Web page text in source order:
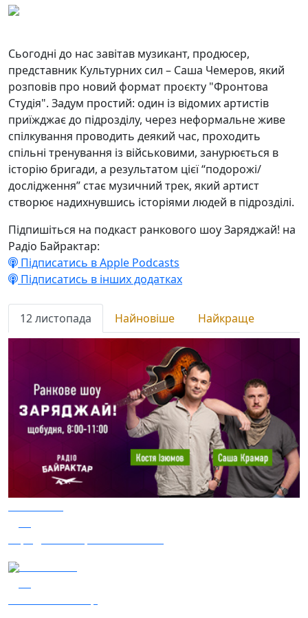
Сьогодні до нас завітав музикант, продюсер,
представник Культурних сил – Саша Чемеров, який
розповів про новий формат проєкту "Фронтова
Студія". Задум простий: один із відомих артистів
приїжджає до підрозділу, через неформальне живе
спілкування проводить деякий час, проходить
спільні тренування із військовими, занурюється в
історію бригади, а результатом цієї “подорожі/
дослідження” стає музичний трек, який артист
створює надихнувшись історіями людей в підрозділі.
Підпишіться на подкаст ранкового шоу Заряджай! на
Радіо Байрактар:
Підписатись в Apple Podcasts
Підписатись в інших додатках
12 листопада Найновіше Найкраще